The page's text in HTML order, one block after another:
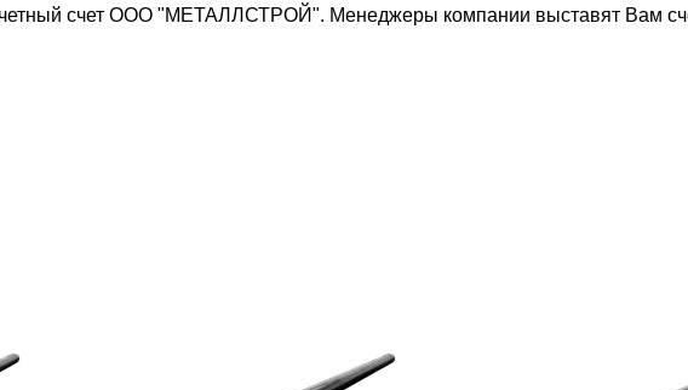
счет ООО "МЕТАЛЛСТРОЙ". Менеджеры компании выставят Вам